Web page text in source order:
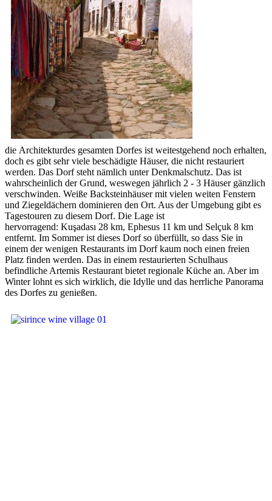
die Architekturdes gesamten Dorfes ist weitestgehend noch erhalten,
doch es gibt sehr viele beschädigte Häuser, die nicht restauriert
werden. Das Dorf steht nämlich unter Denkmalschutz. Das ist
wahrscheinlich der Grund, weswegen jährlich 2 - 3 Häuser gänzlich
verschwinden. Weiße Backsteinhäuser mit vielen weiten Fenstern
und Ziegeldächern dominieren den Ort. Aus der Umgebung gibt es
Tagestouren zu diesem Dorf. Die Lage ist
hervorragend: Kuşadası 28 km, Ephesus 11 km und Selçuk 8 km
entfernt. Im Sommer ist dieses Dorf so überfüllt, so dass Sie in
einem der wenigen Restaurants im Dorf kaum noch einen freien
Platz finden werden. Das in einem restaurierten Schulhaus
befindliche Artemis Restaurant bietet regionale Küche an. Aber im
Winter lohnt es sich wirklich, die Idylle und das herrliche Panorama
des Dorfes zu genießen.